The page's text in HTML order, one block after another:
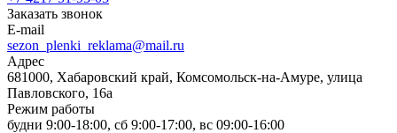
Заказать звонок
E-mail
sezon_plenki_reklama@mail.ru
Адрес
681000, Хабаровский край, Комсомольск-на-Амуре, улица
Павловского, 16а
Режим работы
будни 9:00-18:00, сб 9:00-17:00, вс 09:00-16:00